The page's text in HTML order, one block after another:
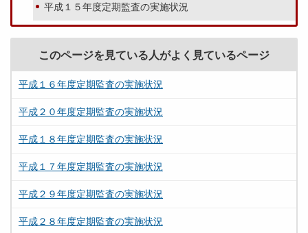
平成１５年度定期監査の実施状況
このページを見ている人がよく見ているページ
平成１６年度定期監査の実施状況
平成２０年度定期監査の実施状況
平成１８年度定期監査の実施状況
平成１７年度定期監査の実施状況
平成２９年度定期監査の実施状況
平成２８年度定期監査の実施状況